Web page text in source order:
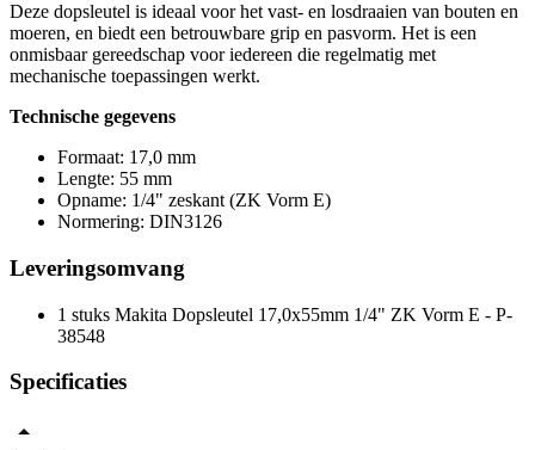
Deze dopsleutel is ideaal voor het vast- en losdraaien van bouten en
moeren, en biedt een betrouwbare grip en pasvorm. Het is een
onmisbaar gereedschap voor iedereen die regelmatig met
mechanische toepassingen werkt.
Technische gegevens
Formaat: 17,0 mm
Lengte: 55 mm
Opname: 1/4" zeskant (ZK Vorm E)
Normering: DIN3126
Leveringsomvang
1 stuks Makita Dopsleutel 17,0x55mm 1/4" ZK Vorm E - P-
38548
Specificaties